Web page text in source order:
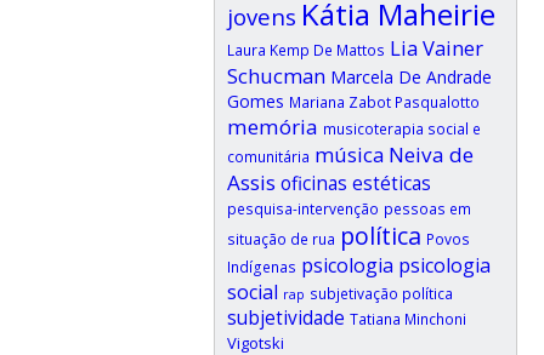
jovens Kátia Maheirie
Laura Kemp De Mattos Lia Vainer
Schucman Marcela De Andrade
Gomes Mariana Zabot Pasqualotto
memória musicoterapia social e
comunitária música Neiva de
Assis oficinas estéticas
pesquisa-intervenção pessoas em
situação de rua política Povos
Indígenas psicologia psicologia
social rap subjetivação política
subjetividade Tatiana Minchoni
Vigotski